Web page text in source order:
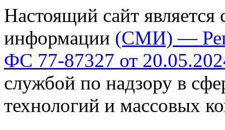
Настоящий сайт является
информации (СМИ) —
ФС 77-87327 от
службой по надзору в
технологий и массовых